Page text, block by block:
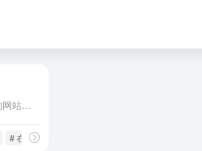
# 在线音乐播放器